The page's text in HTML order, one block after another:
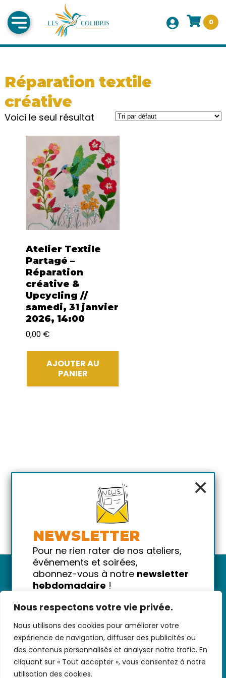
Nous respectons votre vie privée.
Nous utilisons des cookies pour améliorer votre
expérience de navigation, diffuser des publicités ou
des contenus personnalisés et analyser notre trafic. En
cliquant sur « Tout accepter », vous consentez à notre
utilisation des cookies.
0
Réparation textile
créative
Voici le seul résultat
Atelier Textile
Partagé –
Réparation
créative &
Upcycling //
samedi, 31 janvier
2026, 14:00
0,00 €
AJOUTER AU
PANIER
Nous contacter-CGV/CGU-Données
personnelles-Infos pratiques- FAQ
×
NEWSLETTER
Pour ne rien rater de nos ateliers,
événements et soirées,
abonnez-vous à notre newsletter
hebdomadaire !
!
Votre email